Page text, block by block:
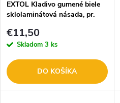
e
p
r
o
p
r
o
EXTOL Kladivo gumené biele
sklolaminátová násada, pr.
€11,50
Skladom 3 ks
DO KOŠÍKA